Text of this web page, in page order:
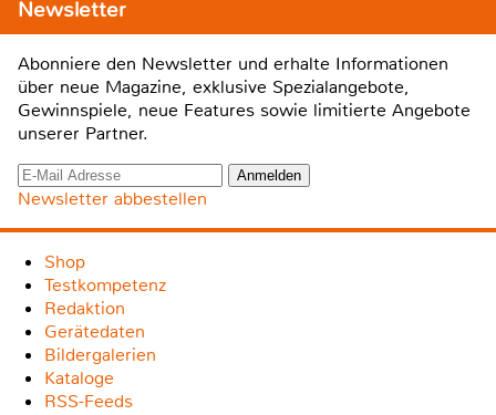
Newsletter
Abonniere den Newsletter und erhalte Informationen
über neue Magazine, exklusive Spezialangebote,
Gewinnspiele, neue Features sowie limitierte Angebote
unserer Partner.
Newsletter abbestellen
Shop
Testkompetenz
Redaktion
Gerätedaten
Bildergalerien
Kataloge
RSS-Feeds